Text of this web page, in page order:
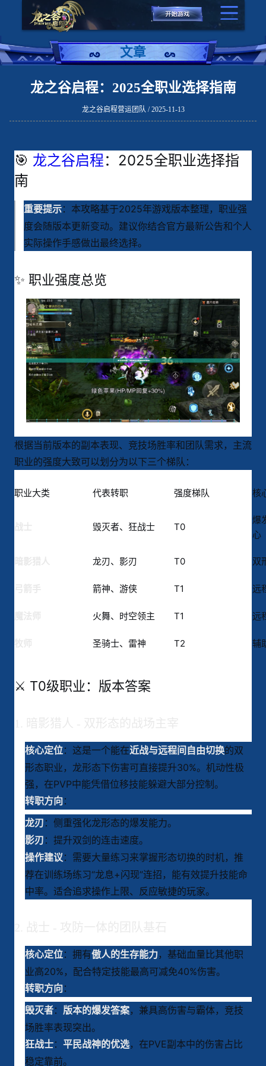
文章
龙之谷启程：2025全职业选择指南
龙之谷启程营运团队 / 2025-11-13
🎯 龙之谷启程：2025全职业选择指
南
重要提示：本攻略基于2025年游戏版本整理，职业强
度会随版本更新变动。建议你结合官方最新公告和个人
实际操作手感做出最终选择。
✨ 职业强度总览
根据当前版本的副本表现、竞技场胜率和团队需求，主流
职业的强度大致可以划分为以下三个梯队：
职业大类 代表转职 强度梯队 核
毁灭者、狂战士 T0
爆
心
龙刃、影刃 T0 双
箭神、游侠 T1 远
火舞、时空领主 T1 远
圣骑士、雷神 T2 辅
⚔️ T0级职业：版本答案
核心定位：这是一个能在近战与远程间自由切换的双
形态职业，龙形态下伤害可直接提升30%。机动性极
强，在PVP中能凭借位移技能躲避大部分控制。
转职方向：
龙刃 ：侧重强化龙形态的爆发能力。
影刃 ：提升双剑的连击速度。
操作建议：需要大量练习来掌握形态切换的时机，推
荐在训练场练习“龙息+闪现”连招，能有效提升技能命
中率。适合追求操作上限、反应敏捷的玩家。
核心定位：拥有傲人的生存能力，基础血量比其他职
业高20%，配合特定技能最高可减免40%伤害。
转职方向：
毁灭者： 版本的爆发答案，兼具高伤害与霸体，竞技
场胜率表现突出。
狂战士： 平民战神的优选，在PVE副本中的伤害占比
稳定靠前。